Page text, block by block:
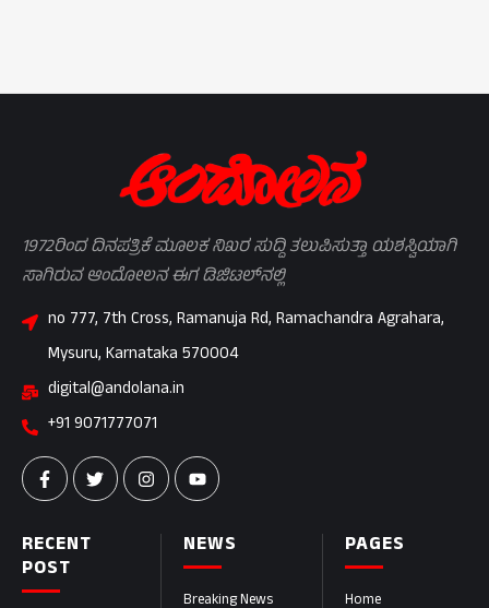
PAGES
Home
NEWS
Breaking News
RECENT
POST
1972ರಿಂದ ದಿನಪತ್ರಿಕೆ ಮೂಲಕ ನಿಖರ ಸುದ್ದಿ ತಲುಪಿಸುತ್ತಾ ಯಶಸ್ವಿಯಾಗಿ
ಸಾಗಿರುವ ಆಂದೋಲನ ಈಗ ಡಿಜಿಟಲ್‌ನಲ್ಲಿ
no 777, 7th Cross, Ramanuja Rd, Ramachandra Agrahara,
Mysuru, Karnataka 570004
digital@andolana.in
+91 9071777071